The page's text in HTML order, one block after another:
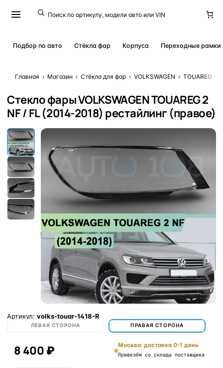
Подбор по авто Стёкла фар Корпуса Переходные рамки
Главная › Магазин › Стёкла для фар › VOLKSWAGEN › TOUAREG
Стекло фары VOLKSWAGEN TOUAREG 2
NF / FL (2014-2018) рестайлинг (правое)
Артикул: volks-touar-1418-R
ЛЕВАЯ СТОРОНА ПРАВАЯ СТОРОНА
8 400 ₽ Москва: доставка 0-1 день
Привезём со склада поставщика